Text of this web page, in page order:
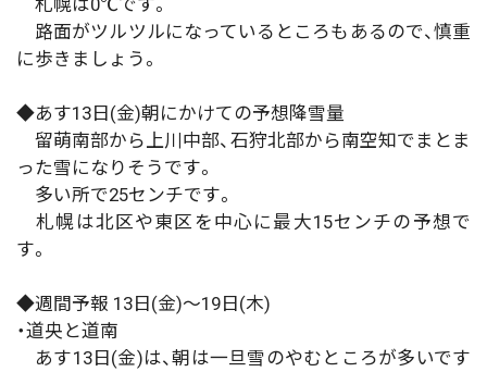
路面がツルツルになっているところもあるので、慎重
に歩きましょう。
◆あす13日(金)朝にかけての予想降雪量
留萌南部から上川中部、石狩北部から南空知でまとま
った雪になりそうです。
多い所で25センチです。
札幌は北区や東区を中心に最大15センチの予想で
す。
◆週間予報 13日(金)～19日(木)
・道央と道南
あす13日(金)は、朝は一旦雪のやむところが多いです